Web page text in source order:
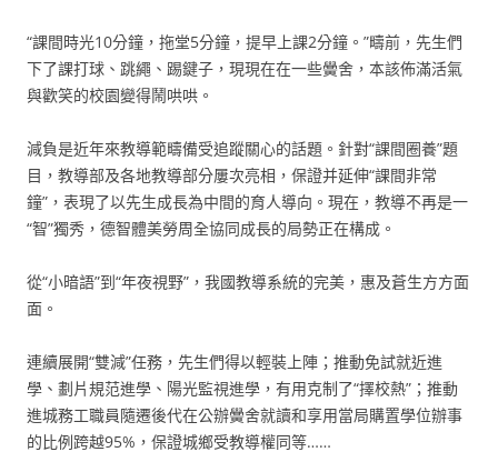
“課間時光10分鐘，拖堂5分鐘，提早上課2分鐘。”疇前，先生們
下了課打球、跳繩、踢鍵子，現現在在一些黌舍，本該佈滿活氣
與歡笑的校園變得鬧哄哄。
減負是近年來教導範疇備受追蹤關心的話題。針對“課間圈養”題
目，教導部及各地教導部分屢次亮相，保證并延伸“課間非常
鐘”，表現了以先生成長為中間的育人導向。現在，教導不再是一
“智”獨秀，德智體美勞周全協同成長的局勢正在構成。
從“小暗語”到“年夜視野”，我國教導系統的完美，惠及蒼生方方面
面。
連續展開“雙減”任務，先生們得以輕裝上陣；推動免試就近進
學、劃片規范進學、陽光監視進學，有用克制了“擇校熱”；推動
進城務工職員隨遷後代在公辦黌舍就讀和享用當局購置學位辦事
的比例跨越95%，保證城鄉受教導權同等……